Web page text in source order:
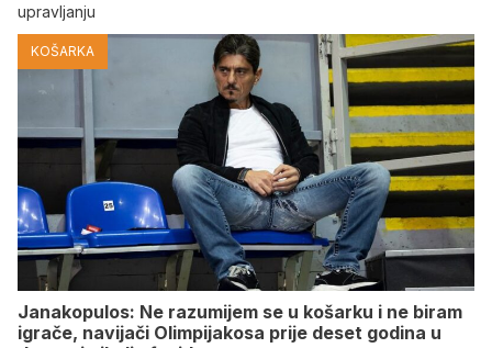
upravljanju
KOŠARKA
Janakopulos: Ne razumijem se u košarku i ne biram
igrače, navijači Olimpijakosa prije deset godina u